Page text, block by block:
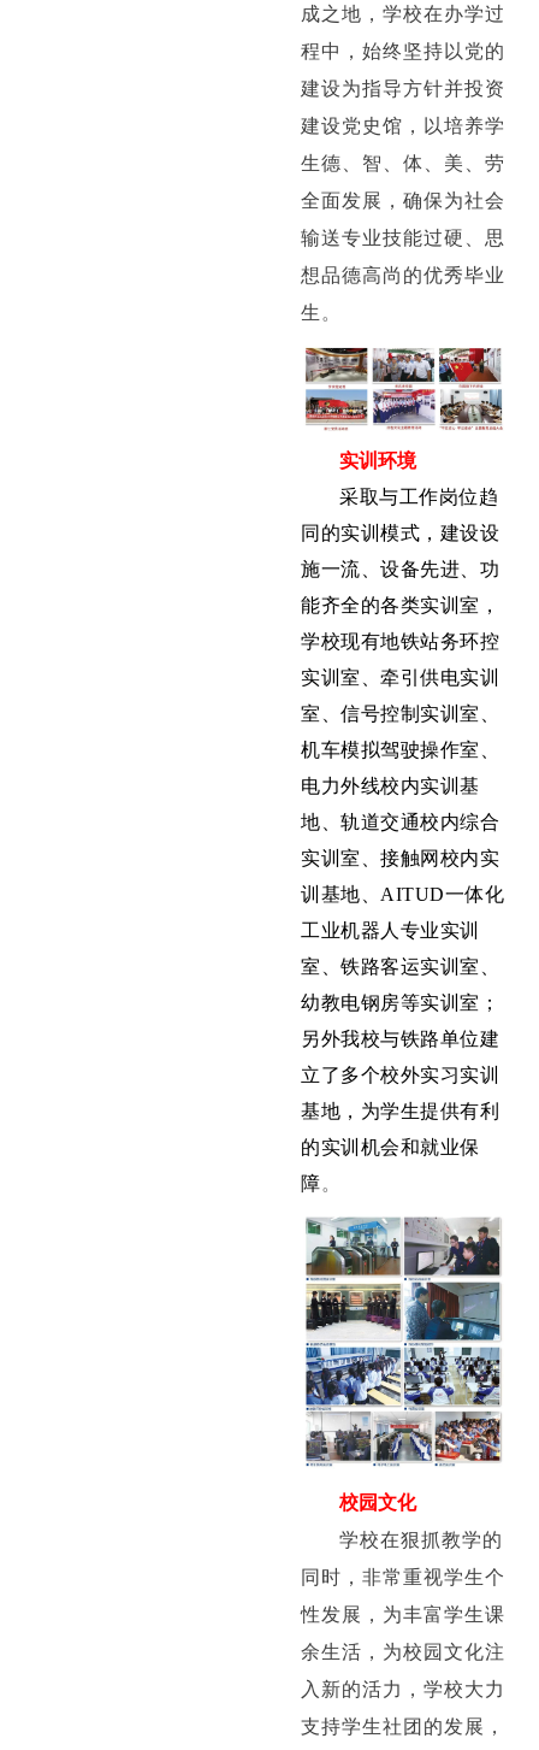
成之地，学校在办学过
程中，始终坚持以党的
建设为指导方针并投资
建设党史馆，以培养学
生德、智、体、美、劳
全面发展，确保为社会
输送专业技能过硬、思
想品德高尚的优秀毕业
生。
实训环境
采取与工作岗位趋
同的实训模式，建设设
施一流、设备先进、功
能齐全的各类实训室，
学校现有地铁站务环控
实训室、牵引供电实训
室、信号控制实训室、
机车模拟驾驶操作室、
电力外线校内实训基
地、轨道交通校内综合
实训室、接触网校内实
训基地、AITUD一体化
工业机器人专业实训
室、铁路客运实训室、
幼教电钢房等实训室 ；
另外我校与铁路单位建
立了多个校外实习实训
基地，为学生提供有利
的实训机会和就业保
障。
校园文化
学校在狠抓教学的
同时，非常重视学生个
性发展，为丰富学生课
余生活，为校园文化注
入新的活力，学校大力
支持学生社团的发展，